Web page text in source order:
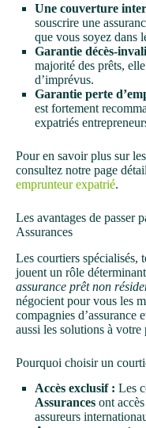
Une couverture
souscrire une
que vous soyez dans
Garantie décès-
majorité des prêts,
d’imprévus.
Garantie perte
est fortement
expatriés
Pour en savoir plus sur
consultez notre page
emprunteur expatrié.
Les avantages de passer
Assurances
Les courtiers spécialisés,
jouent un rôle
assurance prêt non
négocient pour vous les
compagnies d’assurance
aussi les solutions à votre
Pourquoi choisir un
Accès exclusif : Les
Assurances ont
assureurs